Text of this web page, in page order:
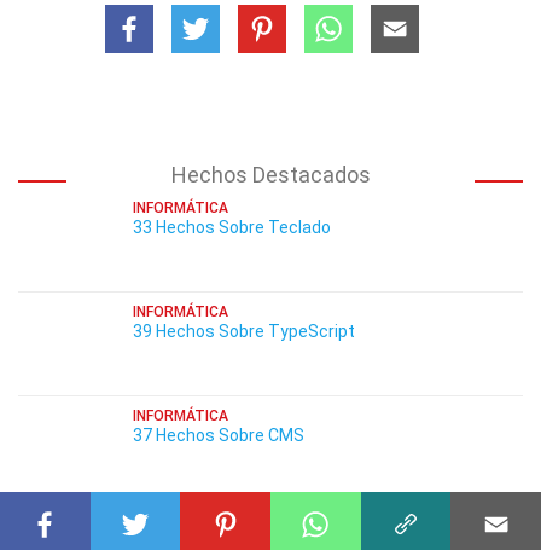
Hechos Destacados
INFORMÁTICA
33 Hechos Sobre Teclado
INFORMÁTICA
39 Hechos Sobre TypeScript
INFORMÁTICA
37 Hechos Sobre CMS
INFORMÁTICA
30 Hechos Sobre Discord